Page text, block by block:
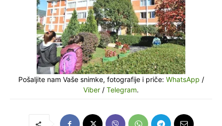
Pošaljite nam Vaše snimke, fotografije i priče: WhatsApp /
Viber / Telegram.